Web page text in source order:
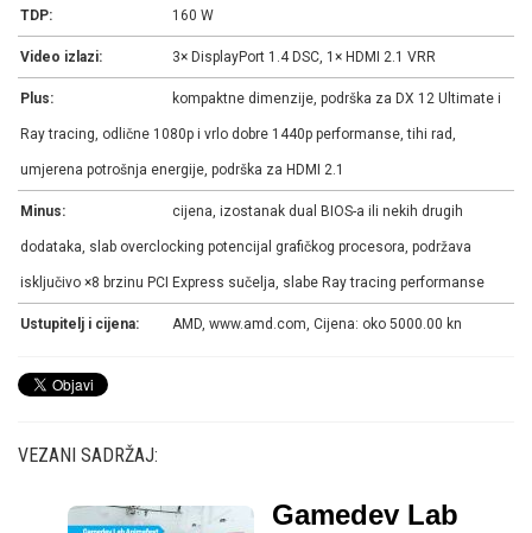
TDP: 160 W
Video izlazi: 3× DisplayPort 1.4 DSC, 1× HDMI 2.1 VRR
Plus: kompaktne dimenzije, podrška za DX 12 Ultimate i
Ray tracing, odlične 1080p i vrlo dobre 1440p performanse, tihi rad,
umjerena potrošnja energije, podrška za HDMI 2.1
Minus: cijena, izostanak dual BIOS-a ili nekih drugih
dodataka, slab overclocking potencijal grafičkog procesora, podržava
isključivo ×8 brzinu PCI Express sučelja, slabe Ray tracing performanse
Ustupitelj i cijena: AMD, www.amd.com, Cijena: oko 5000.00 kn
VEZANI SADRŽAJ:
Gamedev Lab